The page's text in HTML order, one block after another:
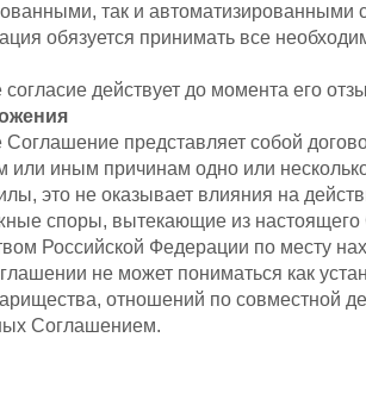
так и автоматизированными
обязуется принимать все
действует до момента его
представляет собой
или иным причинам одно или
это не оказывает влияния на
споры, вытекающие из
Российской Федерации по месту
не может пониматься как
отношений по совместной
Соглашением.